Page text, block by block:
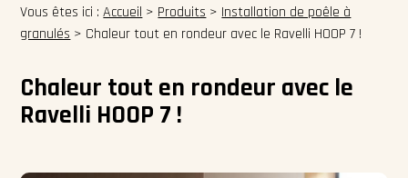
Vous êtes ici :Accueil > Produits > Installation de poêle à
granulés > Chaleur tout en rondeur avec le Ravelli HOOP 7 !
Chaleur tout en rondeur avec le
Ravelli HOOP 7 !